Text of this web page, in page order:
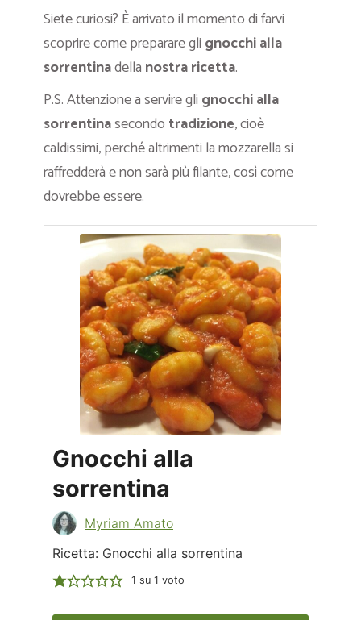
Siete curiosi? È arrivato il momento di farvi
scoprire come preparare gli gnocchi alla
sorrentinadella nostra ricetta.
P.S. Attenzione a servire gli gnocchi alla
sorrentinasecondo tradizione, cioè
caldissimi, perché altrimenti la mozzarella si
raffredderà e non sarà più filante, così come
dovrebbe essere.
Gnocchi alla
sorrentina
Myriam Amato
Ricetta: Gnocchi alla sorrentina
1 su 1 voto